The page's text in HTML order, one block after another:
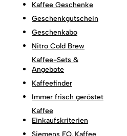
Kaffee Geschenke
Geschenkgutschein
Geschenkabo
Nitro Cold Brew
Kaffee-Sets &
Angebote
Kaffeefinder
Immer frisch geröstet
Kaffee
Einkaufskriterien